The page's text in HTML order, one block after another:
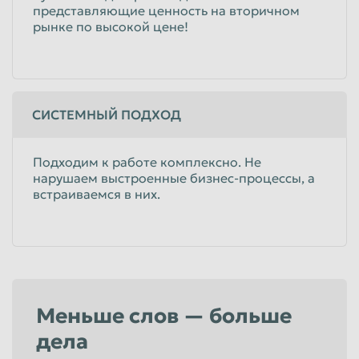
представляющие ценность на вторичном
рынке по высокой цене!
СИСТЕМНЫЙ ПОДХОД
Подходим к работе комплексно. Не
нарушаем выстроенные бизнес-процессы, а
встраиваемся в них.
Меньше слов — больше
дела